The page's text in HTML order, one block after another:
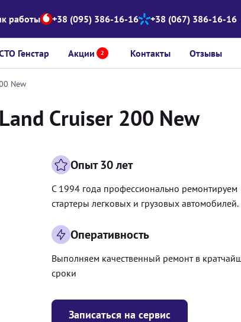
работы +38 (095) 386-16-16 +38 (067) 386-16-16
Генстар Акции 2 Контакты Отзывы
New
Cruiser 200 New
Записаться на сервис
Опыт 30 лет
С 1994 года профессионально ремонтируем
стартеры легковых и грузовых автомобилей.
Оперативность
Выполняем качественный ремонт в
сроки